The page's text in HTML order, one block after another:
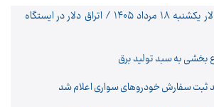
پیش ‌بینی قیمت دلار یکشنبه ۱۸ مرداد ۱۴۰۵ / اتراق دلار در ایستگاه
بخشی به سبد تولید برق
ثبت سفارش خودروهای سواری اعلام شد